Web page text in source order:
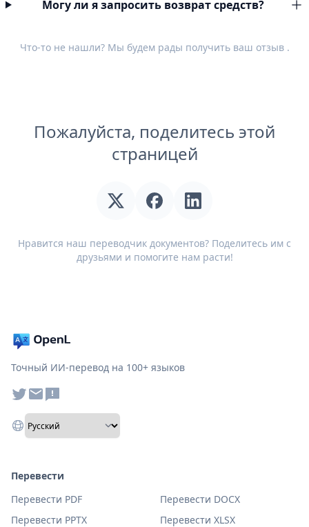
Могу ли я запросить возврат средств?
Что-то не нашли? Мы будем рады получить ваш отзыв.
Пожалуйста, поделитесь этой
страницей
Нравится наш переводчик документов? Поделитесь им с
друзьями и помогите нам расти!
Точный ИИ-перевод на 100+ языков
Перевести
Перевести PDF
Перевести DOCX
Перевести PPTX
Перевести XLSX